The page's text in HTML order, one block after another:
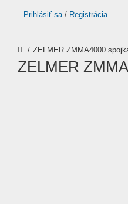
Prihlásiť sa/ Registrácia
ZELMER ZMMA4000
ZELMER